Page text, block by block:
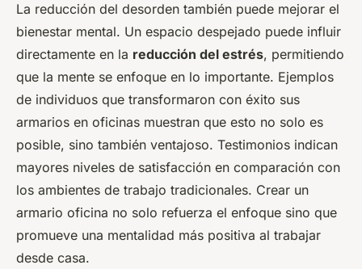
La reducción del desorden también puede mejorar el
bienestar mental. Un espacio despejado puede influir
directamente en la reducción del estrés, permitiendo
que la mente se enfoque en lo importante. Ejemplos
de individuos que transformaron con éxito sus
armarios en oficinas muestran que esto no solo es
posible, sino también ventajoso. Testimonios indican
mayores niveles de satisfacción en comparación con
los ambientes de trabajo tradicionales. Crear un
armario oficina no solo refuerza el enfoque sino que
promueve una mentalidad más positiva al trabajar
desde casa.